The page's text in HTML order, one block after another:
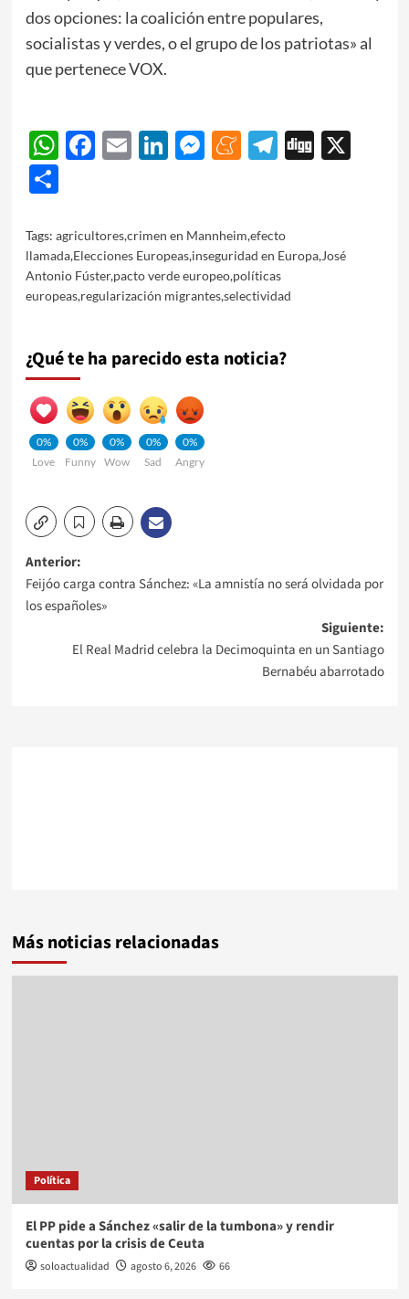
dos opciones: la coalición entre populares,
socialistas y verdes, o el grupo de los patriotas» al
que pertenece VOX.
WhatsApp
Facebook
EmailLinkedIn
Messenger
Meneame
Telegram
Digg
X
Share
Tags: agricultores,crimen en Mannheim,efecto
llamada,Elecciones Europeas,inseguridad en Europa,José
Antonio Fúster,pacto verde europeo,políticas
europeas,regularización migrantes,selectividad
¿Qué te ha parecido esta noticia?
0%
Love
0%
Funny
0%
Wow
0%
Sad
0%
Angry
Navegación
de
entradas
Anterior:
Feijóo carga contra Sánchez: «La amnistía no será olvidada por
los españoles»
Siguiente:
El Real Madrid celebra la Decimoquinta en un Santiago
Bernabéu abarrotado
Más noticias relacionadas
Política
El PP pide a Sánchez «salir de la tumbona» y rendir
cuentas por la crisis de Ceuta
soloactualidad agosto 6, 2026 66